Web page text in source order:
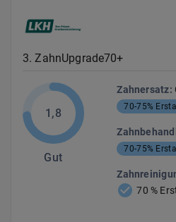
3.ZahnUpgrade70+
1,8
Gut
Zahnersatz:
70-75%
70-75%
70 %